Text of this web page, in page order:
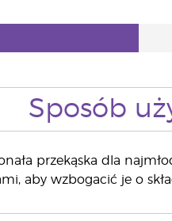
Sposób
przekąska dla
aby wzbogacić je o